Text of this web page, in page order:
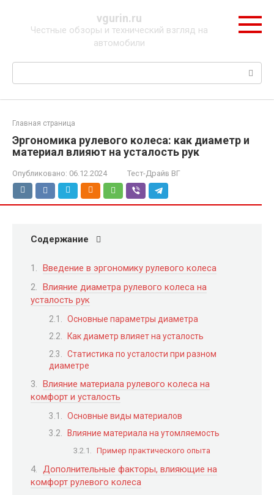
контенту
vgurin.ru
Честные обзоры и технический взгляд на
автомобили
Поиск:
Главная страница
Эргономика рулевого колеса: как диаметр и
материал влияют на усталость рук
Опубликовано: 06.12.2024 Тест-Драйв ВГ
Содержание
Введение в эргономику рулевого колеса
Влияние диаметра рулевого колеса на
усталость рук
Основные параметры диаметра
Как диаметр влияет на усталость
Статистика по усталости при разном
диаметре
Влияние материала рулевого колеса на
комфорт и усталость
Основные виды материалов
Влияние материала на утомляемость
Пример практического опыта
Дополнительные факторы, влияющие на
комфорт рулевого колеса